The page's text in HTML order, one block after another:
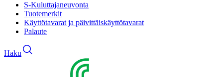
S-Kuluttajaneuvonta
Tuotemerkit
Käyttötavarat ja päivittäiskäyttötavarat
Palaute
Haku